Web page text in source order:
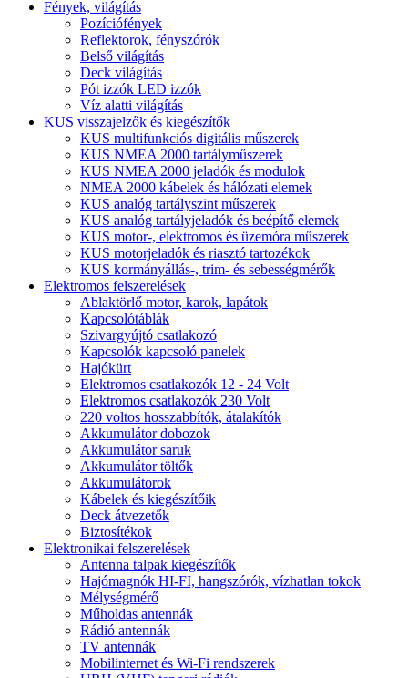
Fények, világítás
Pozíciófények
Reflektorok, fényszórók
Belső világítás
Deck világítás
Pót izzók LED izzók
Víz alatti világítás
KUS visszajelzők és kiegészítők
KUS multifunkciós digitális műszerek
KUS NMEA 2000 tartályműszerek
KUS NMEA 2000 jeladók és modulok
NMEA 2000 kábelek és hálózati elemek
KUS analóg tartályszint műszerek
KUS analóg tartályjeladók és beépítő elemek
KUS motor-, elektromos és üzemóra műszerek
KUS motorjeladók és riasztó tartozékok
KUS kormányállás-, trim- és sebességmérők
Elektromos felszerelések
Ablaktörlő motor, karok, lapátok
Kapcsolótáblák
Szivargyújtó csatlakozó
Kapcsolók kapcsoló panelek
Hajókürt
Elektromos csatlakozók 12 - 24 Volt
Elektromos csatlakozók 230 Volt
220 voltos hosszabbítók, átalakítók
Akkumulátor dobozok
Akkumulátor saruk
Akkumulátor töltők
Akkumulátorok
Kábelek és kiegészítőik
Deck átvezetők
Biztosítékok
Elektronikai felszerelések
Antenna talpak kiegészítők
Hajómagnók HI-FI, hangszórók, vízhatlan tokok
Mélységmérő
Műholdas antennák
Rádió antennák
TV antennák
Mobilinternet és Wi-Fi rendszerek